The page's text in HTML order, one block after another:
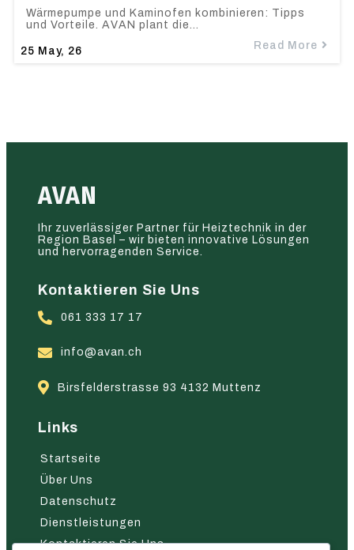
25 May, 26
Wärmepumpe und Kaminofen kombinieren: Tipps
und Vorteile. AVAN plant die…
Read More
AVAN
Ihr zuverlässiger Partner für Heiztechnik in der
Region Basel – wir bieten innovative Lösungen
und hervorragenden Service.
Kontaktieren Sie Uns
061 333 17 17
info@avan.ch
Birsfelderstrasse 93 4132 Muttenz
Links
Startseite
Über Uns
Datenschutz
Dienstleistungen
Kontaktieren Sie Uns